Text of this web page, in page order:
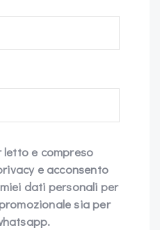
letto e compreso
e acconsento
dati personali per
sia per